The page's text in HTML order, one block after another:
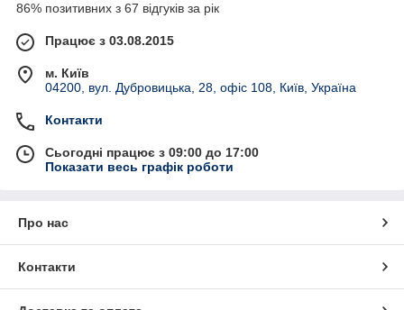
86% позитивних з 67 відгуків за рік
Працює з 03.08.2015
м. Київ
04200, вул. Дубровицька, 28, офіс 108, Київ, Україна
Контакти
Сьогодні працює з 09:00 до 17:00
Показати весь графік роботи
Про нас
Контакти